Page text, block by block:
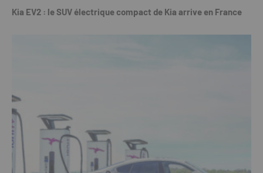
Kia EV2 : le SUV électrique compact de Kia arrive en France